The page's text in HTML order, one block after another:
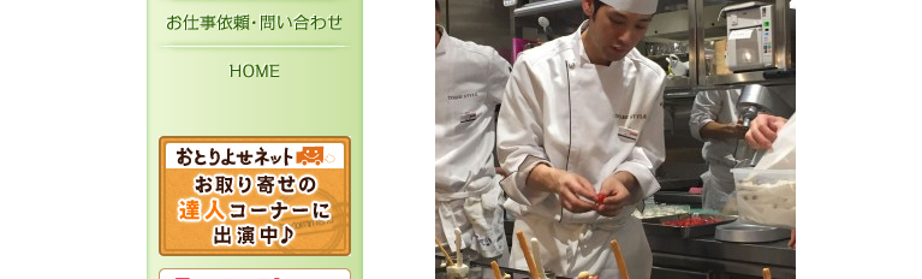
お仕事依頼・お問い合わせ